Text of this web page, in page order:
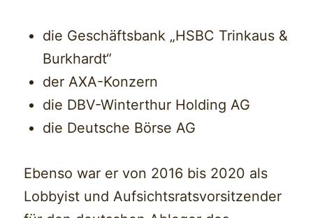
die Geschäftsbank „HSBC Trinkaus &
Burkhardt“
der AXA-Konzern
die DBV-Winterthur Holding AG
die Deutsche Börse AG
Ebenso war er von 2016 bis 2020 als
Lobbyist und Aufsichtsratsvorsitzender